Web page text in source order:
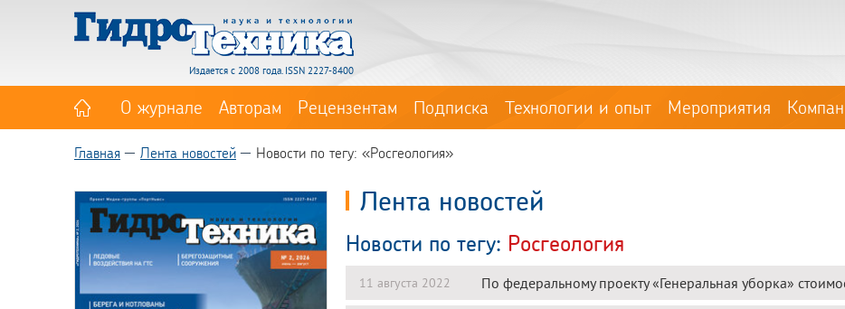
Издается с 2008 года. ISSN 2227-8400
О журнале Авторам Рецензентам Подписка Технологии и опыт Мероприятия
Главная Лента новостей Новости по тегу: «Росгеология»
Лента новостей
Новости по тегу: Росгеология
11 августа 2022 По федеральному проекту «Генеральная уборка»